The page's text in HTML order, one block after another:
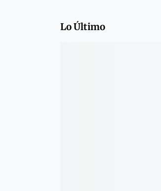
Lo Último